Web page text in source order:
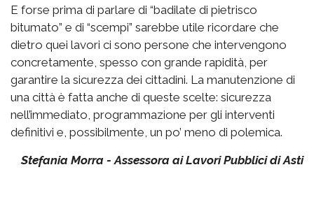
E forse prima di parlare di “badilate di pietrisco
bitumato” e di “scempi” sarebbe utile ricordare che
dietro quei lavori ci sono persone che intervengono
concretamente, spesso con grande rapidità, per
garantire la sicurezza dei cittadini. La manutenzione di
una città è fatta anche di queste scelte: sicurezza
nell’immediato, programmazione per gli interventi
definitivi e, possibilmente, un po’ meno di polemica.
Stefania Morra - Assessora ai Lavori Pubblici di Asti